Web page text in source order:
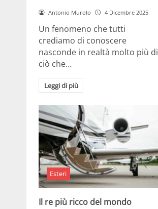
Antonio Murolo 4 Dicembre 2025
Un fenomeno che tutti
crediamo di conoscere
nasconde in realtà molto più di
ciò che…
Leggi di più
Esteri
Il re più ricco del mondo